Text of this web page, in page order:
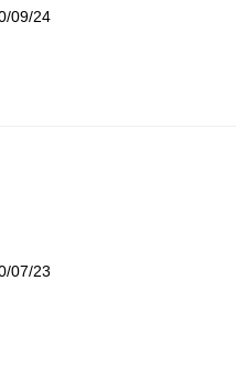
09/24
07/23